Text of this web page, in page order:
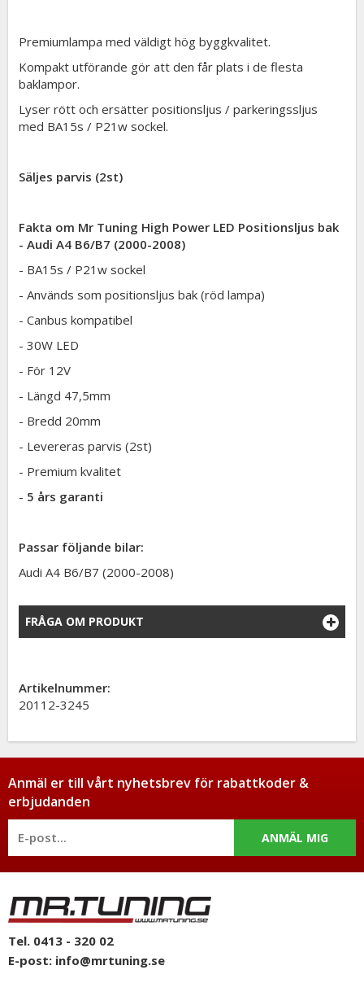
Premiumlampa med väldigt hög byggkvalitet.
Kompakt utförande gör att den får plats i de flesta
baklampor.
Lyser rött och ersätter positionsljus / parkeringssljus
med BA15s / P21w sockel.
Säljes parvis (2st)
Fakta om Mr Tuning High Power LED Positionsljus bak
- Audi A4 B6/B7 (2000-2008)
- BA15s / P21w sockel
- Används som positionsljus bak (röd lampa)
- Canbus kompatibel
- 30W LED
- För 12V
- Längd 47,5mm
- Bredd 20mm
- Levereras parvis (2st)
- Premium kvalitet
- 5 års garanti
Passar följande bilar:
Audi A4 B6/B7 (2000-2008)
FRÅGA OM PRODUKT
Artikelnummer:
20112-3245
Anmäl er till vårt nyhetsbrev för rabattkoder &
erbjudanden
ANMÄL MIG
Tel. 0413 - 320 02
E-post: info@mrtuning.se